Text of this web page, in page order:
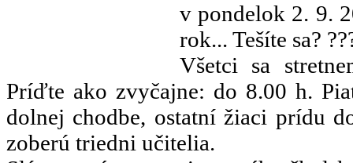
v pondelok 2. 9.
rok... Tešíte sa?
Všetci sa
Príďte ako zvyčajne: do 8.00 h.
dolnej chodbe, ostatní žiaci prídu
zoberú triedni učitelia.